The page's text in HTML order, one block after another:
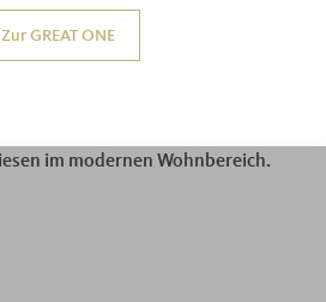
Zur GREAT ONE